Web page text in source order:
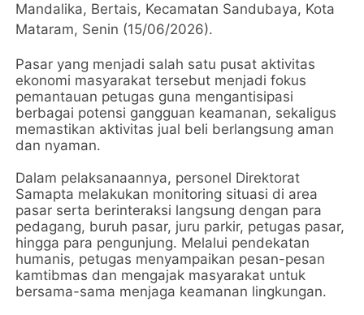
Mandalika, Bertais, Kecamatan Sandubaya, Kota
Mataram, Senin (15/06/2026).
Pasar yang menjadi salah satu pusat aktivitas
ekonomi masyarakat tersebut menjadi fokus
pemantauan petugas guna mengantisipasi
berbagai potensi gangguan keamanan, sekaligus
memastikan aktivitas jual beli berlangsung aman
dan nyaman.
Dalam pelaksanaannya, personel Direktorat
Samapta melakukan monitoring situasi di area
pasar serta berinteraksi langsung dengan para
pedagang, buruh pasar, juru parkir, petugas pasar,
hingga para pengunjung. Melalui pendekatan
humanis, petugas menyampaikan pesan-pesan
kamtibmas dan mengajak masyarakat untuk
bersama-sama menjaga keamanan lingkungan.